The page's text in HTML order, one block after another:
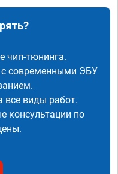
чип-тюнинга.
с современными ЭБУ
все виды работ.
консультации по